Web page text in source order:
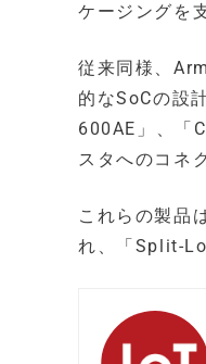
ケージングを
従来同様、
的なSoCの設
600AE」、「
スタへのコネ
これらの製品
れ、「Split-